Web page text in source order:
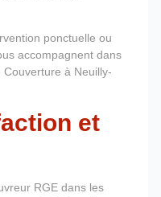
ponctuelle ou
accompagnent dans
à Neuilly-
et
RGE dans les